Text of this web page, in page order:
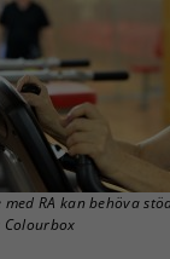
med RA kan behöva
Colourbox